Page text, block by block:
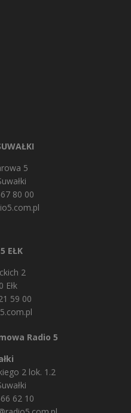
5
80 00
EŁK
2
Ełk
59 00
Radio 5
2 lok. 1.2
62 10